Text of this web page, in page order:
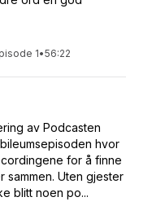
1•56:22
av Podcasten
hvor
for å finne
sammen. Uten gjester
blitt noen po...